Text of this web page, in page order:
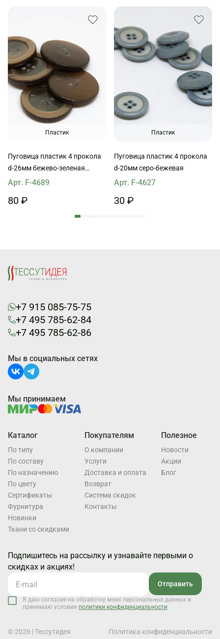
Пластик
Пуговица пластик 4 прокола
d-26мм бежево-зеленая
перламутровая
Арт. F-4689
80 ₽
Пластик
Пуговица пластик 4 прокола
d-20мм серо-бежевая
Арт. F-4627
30 ₽
+7 915 085-75-75
+7 495 785-62-84
+7 495 785-62-86
Каталог
По типу
По составу
По назначению
По цвету
Cертификаты
Фурнитура
Новинки
Ткани со скидками
Покупателям
О компании
Услуги
Доставка и оплата
Возврат
Система скидок
Контакты
Полезное
Новости
Акции
Блог
Подпишитесь на рассылку и узнавайте первыми о
скидках и акциях!
Отправить
Я даю согласие на обработку моих персональных данных и
принимаю условия политики конфиденциальности
Мы в социальных сетях
Мы принимаем
© 2026 | Тессутидея Политика конфиденциальности